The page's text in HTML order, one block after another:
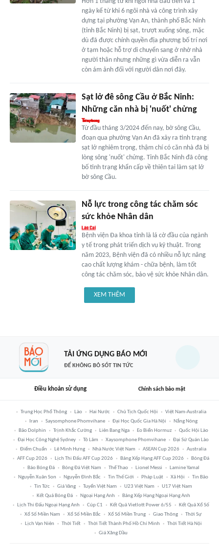
ngày kể từ khi 6 ngôi nhà và công trình xây
dựng tại phường Vạn An, thành phố Bắc Ninh
(tỉnh Bắc Ninh) bị sạt, trượt xuống sông, mặc
dù đã được chính quyền địa phương bố trí nơi
ở tạm hoặc hỗ trợ di chuyển sang ở nhờ nhà
người thân nhưng những gì vừa diễn ra vẫn
còn ám ảnh đối với người dân nơi đây.
Sạt lở đê sông Cầu ở Bắc Ninh:
Những căn nhà bị 'nuốt' chửng
Từ đầu tháng 3/2024 đến nay, bờ sông Cầu,
đoạn qua phường Vạn An đã xảy ra tình trạng
sạt lở nghiêm trọng, thậm chí có căn nhà đã bị
lòng sông 'nuốt' chửng. Tỉnh Bắc Ninh đã công
bố tình trạng khẩn cấp về thiên tai làm sạt lở
bờ sông Cầu.
Nỗ lực trong công tác chăm sóc
sức khỏe Nhân dân
Bệnh viện Đa khoa tỉnh là lá cờ đầu của ngành
y tế trong phát triển dịch vụ kỹ thuật. Trong
năm 2023, Bệnh viện đã có nhiều nỗ lực nâng
cao chất lượng khám - chữa bệnh, làm tốt
công tác chăm sóc, bảo vệ sức khỏe Nhân dân.
XEM THÊM
TẢI ỨNG DỤNG BÁO MỚI
ĐỂ KHÔNG BỎ SÓT TIN TỨC
Điều khoản sử dụng Chính sách bảo mật
Trung Học Phổ Thông Lào Hai Nước Chủ Tịch Quốc Hội
Việt Nam-Australia
Iran
Saysomphone Phomvihane Đại Học Quốc Gia Hà Nội
Nắng Nóng
Bão Dolphin
Trịnh Khắc Cường Liên Bang Nga Eo Biển Hormuz
Quốc Hội Lào
Đại Học Công Nghệ Sydney
Tô Lâm Xaysomphone Phomvihane
Đại Sứ Quán Lào
Điểm Chuẩn
Lê Minh Hưng Nhà Nước Việt Nam ASEAN Cup 2026
Australia
AFF Cup 2026
Lịch Thi Đấu AFF Cup 2026 Bảng Xếp Hạng AFF Cup 2026
Bóng Đá
Báo Bóng Đá
Bóng Đá Việt Nam Thể Thao Lionel Messi
Lamine Yamal
Nguyễn Xuân Son
Nguyễn Đình Bắc Tin Thế Giới Pháp Luật Xã Hội
Tin Bão
Tin Tức
Giá Vàng Tuyển Việt Nam U23 Việt Nam
U17 Việt Nam
Kết Quả Bóng Đá
Ngoại Hạng Anh
Bảng Xếp Hạng Ngoại Hạng Anh
Lịch Thi Đấu Ngoại Hạng Anh
Cúp C1 Kết Quả Vietlott Power 6/55
Kết Quả Xổ Số
Xổ Số Miền Nam
Xổ Số Miền Bắc Xổ Số Miền Trung Giao Thông
Thời Sự
Lịch Vạn Niên
Thời Tiết Thời Tiết Thành Phố Hồ Chí Minh
Thời Tiết Hà Nội
Giá Xăng Dầu